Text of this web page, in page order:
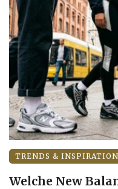
TRENDS & INSPIRATION
Welche New